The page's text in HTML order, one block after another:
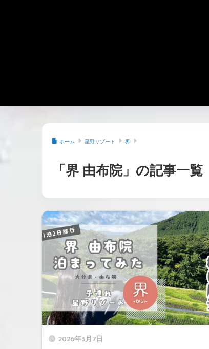
ホーム 星野リゾート 界
「界 由布院」の記事一覧
2026年3月7日